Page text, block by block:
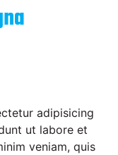
adipisicing
ut labore et
veniam, quis